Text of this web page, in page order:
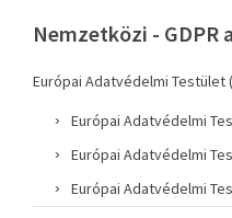
Nemzetközi -
Európai Adatvédelmi Testület
Európai Adatvédelmi
Európai Adatvédelmi
Európai Adatvédelmi